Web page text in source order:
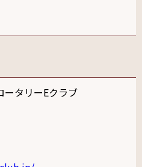
ータリーEクラブ